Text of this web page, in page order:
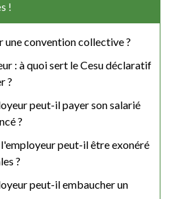
!
une convention collective ?
: à quoi sert le Cesu déclaratif
?
peut-il payer son salarié
?
peut-il être exonéré
?
peut-il embaucher un